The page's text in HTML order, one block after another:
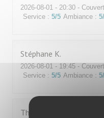
2026-08-01 - 20:30 -
Service : 5/5 Ambiance : 5
Stéphane K
2026-08-01 - 19:45 -
Service : 5/5 Ambiance : 5
Thomas